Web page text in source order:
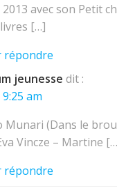
avec son Petit
[…]
répondre
jeunesse dit :
am
(Dans le
Vincze – Martine
répondre